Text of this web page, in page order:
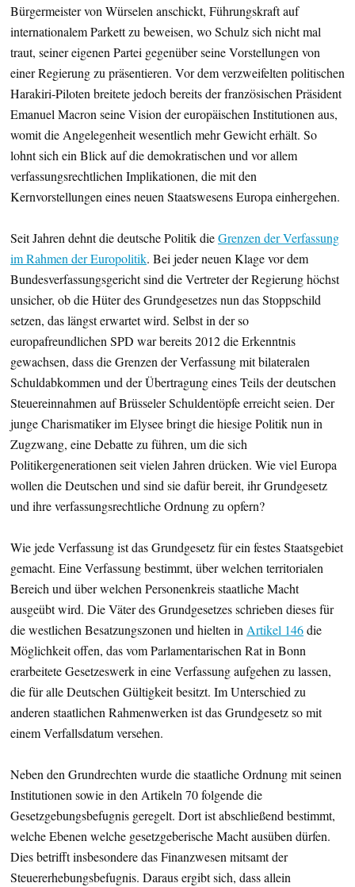
Bürgermeister von Würselen anschickt, Führungskraft auf
internationalem Parkett zu beweisen, wo Schulz sich nicht mal
traut, seiner eigenen Partei gegenüber seine Vorstellungen von
einer Regierung zu präsentieren. Vor dem verzweifelten politischen
Harakiri-Piloten breitete jedoch bereits der französischen Präsident
Emanuel Macron seine Vision der europäischen Institutionen aus,
womit die Angelegenheit wesentlich mehr Gewicht erhält. So
lohnt sich ein Blick auf die demokratischen und vor allem
verfassungsrechtlichen Implikationen, die mit den
Kernvorstellungen eines neuen Staatswesens Europa einhergehen.
Seit Jahren dehnt die deutsche Politik dieGrenzen der Verfassung
im Rahmen der Europolitik. Bei jeder neuen Klage vor dem
Bundesverfassungsgericht sind die Vertreter der Regierung höchst
unsicher, ob die Hüter des Grundgesetzes nun das Stoppschild
setzen, das längst erwartet wird. Selbst in der so
europafreundlichen SPD war bereits 2012 die Erkenntnis
gewachsen, dass die Grenzen der Verfassung mit bilateralen
Schuldabkommen und der Übertragung eines Teils der deutschen
Steuereinnahmen auf Brüsseler Schuldentöpfe erreicht seien. Der
junge Charismatiker im Elysee bringt die hiesige Politik nun in
Zugzwang, eine Debatte zu führen, um die sich
Politikergenerationen seit vielen Jahren drücken. Wie viel Europa
wollen die Deutschen und sind sie dafür bereit, ihr Grundgesetz
und ihre verfassungsrechtliche Ordnung zu opfern?
Wie jede Verfassung ist das Grundgesetz für ein festes Staatsgebiet
gemacht. Eine Verfassung bestimmt, über welchen territorialen
Bereich und über welchen Personenkreis staatliche Macht
ausgeübt wird. Die Väter des Grundgesetzes schrieben dieses für
die westlichen Besatzungszonen und hielten inArtikel 146die
Möglichkeit offen, das vom Parlamentarischen Rat in Bonn
erarbeitete Gesetzeswerk in eine Verfassung aufgehen zu lassen,
die für alle Deutschen Gültigkeit besitzt. Im Unterschied zu
anderen staatlichen Rahmenwerken ist das Grundgesetz so mit
einem Verfallsdatum versehen.
Neben den Grundrechten wurde die staatliche Ordnung mit seinen
Institutionen sowie in den Artikeln 70 folgende die
Gesetzgebungsbefugnis geregelt. Dort ist abschließend bestimmt,
welche Ebenen welche gesetzgeberische Macht ausüben dürfen.
Dies betrifft insbesondere das Finanzwesen mitsamt der
Steuererhebungsbefugnis. Daraus ergibt sich, dass allein